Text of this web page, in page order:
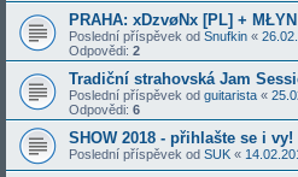
PRAHA: xDzvøNx [PL] +
Poslední příspěvek od Snufkin «
Odpovědi: 2
Tradiční strahovská Jam
Poslední příspěvek od guitarista «
Odpovědi: 6
SHOW 2018 - přihlašte se i vy!
Poslední příspěvek od SUK «